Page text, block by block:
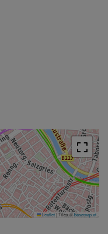
Leaflet|Tiles ©basemap.at